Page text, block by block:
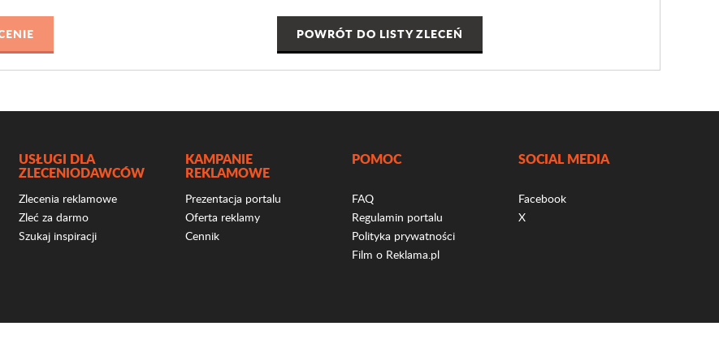
POWRÓT DO LISTY ZLECEŃ
USŁUGI DLA
ZLECENIODAWCÓW
Zlecenia reklamowe
Zleć za darmo
Szukaj inspiracji
KAMPANIE
REKLAMOWE
Prezentacja portalu
Oferta reklamy
Cennik
POMOC
FAQ
Regulamin portalu
Polityka prywatności
Film o Reklama.pl
SOCIAL MEDIA
Facebook
X